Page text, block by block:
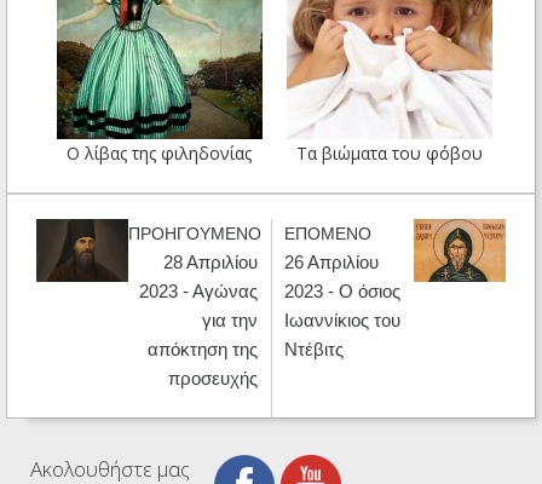
Ο λίβας της φιληδονίας Τα βιώματα του φόβου
ΠΡΟΗΓΟΥΜΕΝΟ
28 Απριλίου
2023 - Αγώνας
για την
απόκτηση της
προσευχής
ΕΠΟΜΕΝΟ
26 Απριλίου
2023 - Ο όσιος
Ιωαννίκιος του
Ντέβιτς
Ακολουθήστε μας